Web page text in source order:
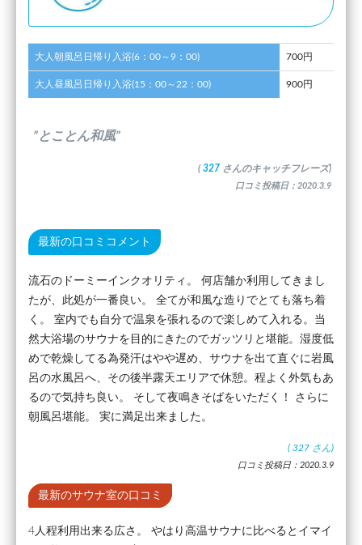
大人朝風呂日帰り入浴(6：00～9：00) 700円
大人昼風呂日帰り入浴(15：00～22：00) 900円
”とことん和風”
( 327 さんのキャッチフレーズ)
口コミ投稿日：2020.3.9
最新の口コミコメント
流石のドーミーインクオリティ。 何店舗か利用してきまし
たが、此処が一番良い。 全てが和風な造りでとても落ち着
く。 室内でも自分で温泉を張れるので楽しめて入れる。当
然大浴場のサウナを目的にきたのでガッツリと堪能。湿度低
めで乾燥してる為発汗はやや遅め、サウナを出て直ぐに岩風
呂の水風呂へ、その後半露天エリアで休憩。程よく外気もあ
るので気持ち良い。 そして夜鳴きそばをいただく！ さらに
朝風呂堪能。 実に満足出来ました。
( 327 さん)
口コミ投稿日：2020.3.9
最新のサウナ室の口コミ
4人程利用出来る広さ。 やはり高温サウナに比べるとイマイ